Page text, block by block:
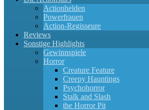
Actionhelden
Powerfrauen
Action-Regisseure
Reviews
Sonstige Highlights
Gewinnspiele
Horror
Creature Feature
Creepy Hauntings
Psychohorror
Stalk and Slash
the Horror Pit